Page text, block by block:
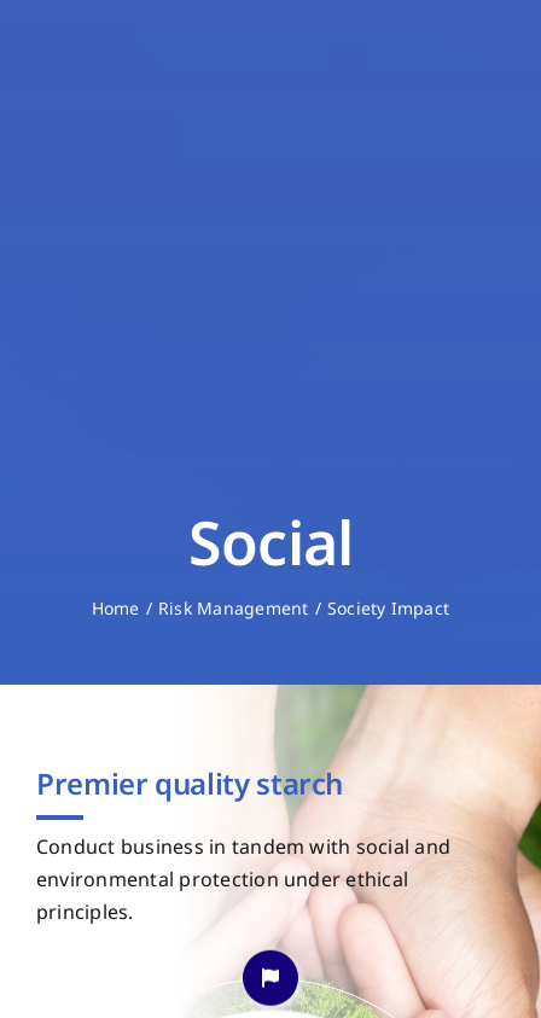
Social
Home Risk Management Society Impact
Premier quality starch
Conduct business in tandem with social and
environmental protection under ethical
principles.